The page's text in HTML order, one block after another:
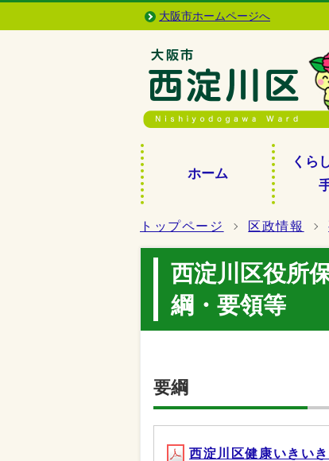
大阪市ホームページへ
ホーム
くら
トップページ 区政情報
西淀川区役所
綱・要領等
要綱
西淀川区健康いきい